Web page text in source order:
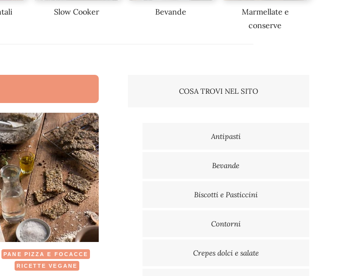
Slow Cooker Bevande
Marmellate e
conserve
PANE PIZZA E FOCACCE
RICETTE VEGANE
COSA TROVI NEL SITO
Antipasti
Bevande
Biscotti e Pasticcini
Contorni
Crepes dolci e salate